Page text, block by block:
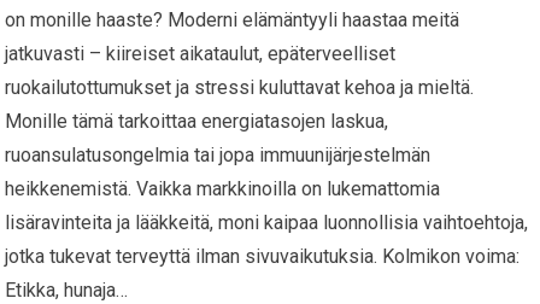
on monille haaste? Moderni elämäntyyli haastaa meitä
jatkuvasti – kiireiset aikataulut, epäterveelliset
ruokailutottumukset ja stressi kuluttavat kehoa ja mieltä.
Monille tämä tarkoittaa energiatasojen laskua,
ruoansulatusongelmia tai jopa immuunijärjestelmän
heikkenemistä. Vaikka markkinoilla on lukemattomia
lisäravinteita ja lääkkeitä, moni kaipaa luonnollisia vaihtoehtoja,
jotka tukevat terveyttä ilman sivuvaikutuksia. Kolmikon voima:
Etikka, hunaja…